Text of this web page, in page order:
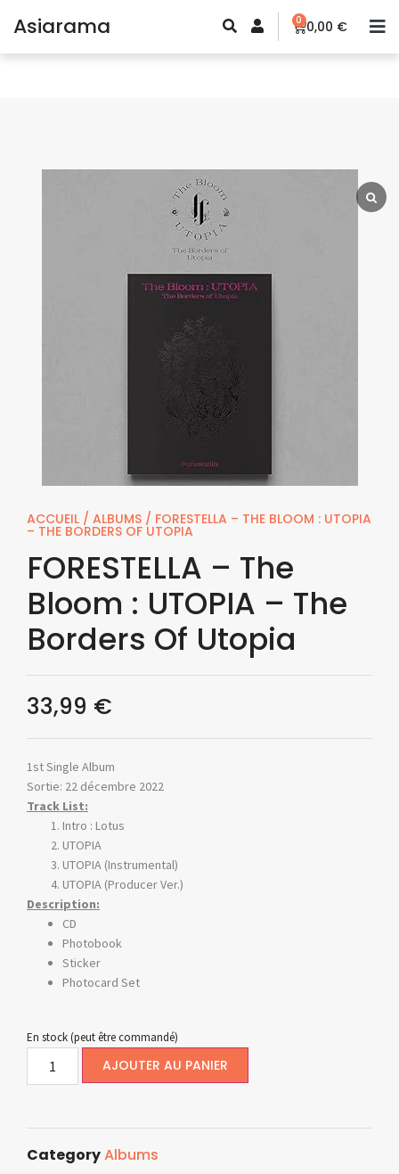
Asiarama 0,00 €
0
ACCUEIL / ALBUMS / FORESTELLA – THE BLOOM : UTOPIA
– THE BORDERS OF UTOPIA
FORESTELLA – The
Bloom : UTOPIA – The
Borders Of Utopia
33,99 €
1st Single Album
Sortie: 22 décembre 2022
Track List:
Intro : Lotus
UTOPIA
UTOPIA (Instrumental)
UTOPIA (Producer Ver.)
Description:
CD
Photobook
Sticker
Photocard Set
En stock (peut être commandé)
AJOUTER AU PANIER
CategoryAlbums